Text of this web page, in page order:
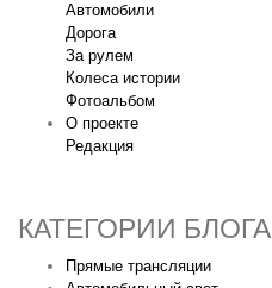
Автомобили
Дорога
За рулем
Колеса истории
Фотоальбом
О проекте
Редакция
КАТЕГОРИИ БЛОГА
Прямые трансляции